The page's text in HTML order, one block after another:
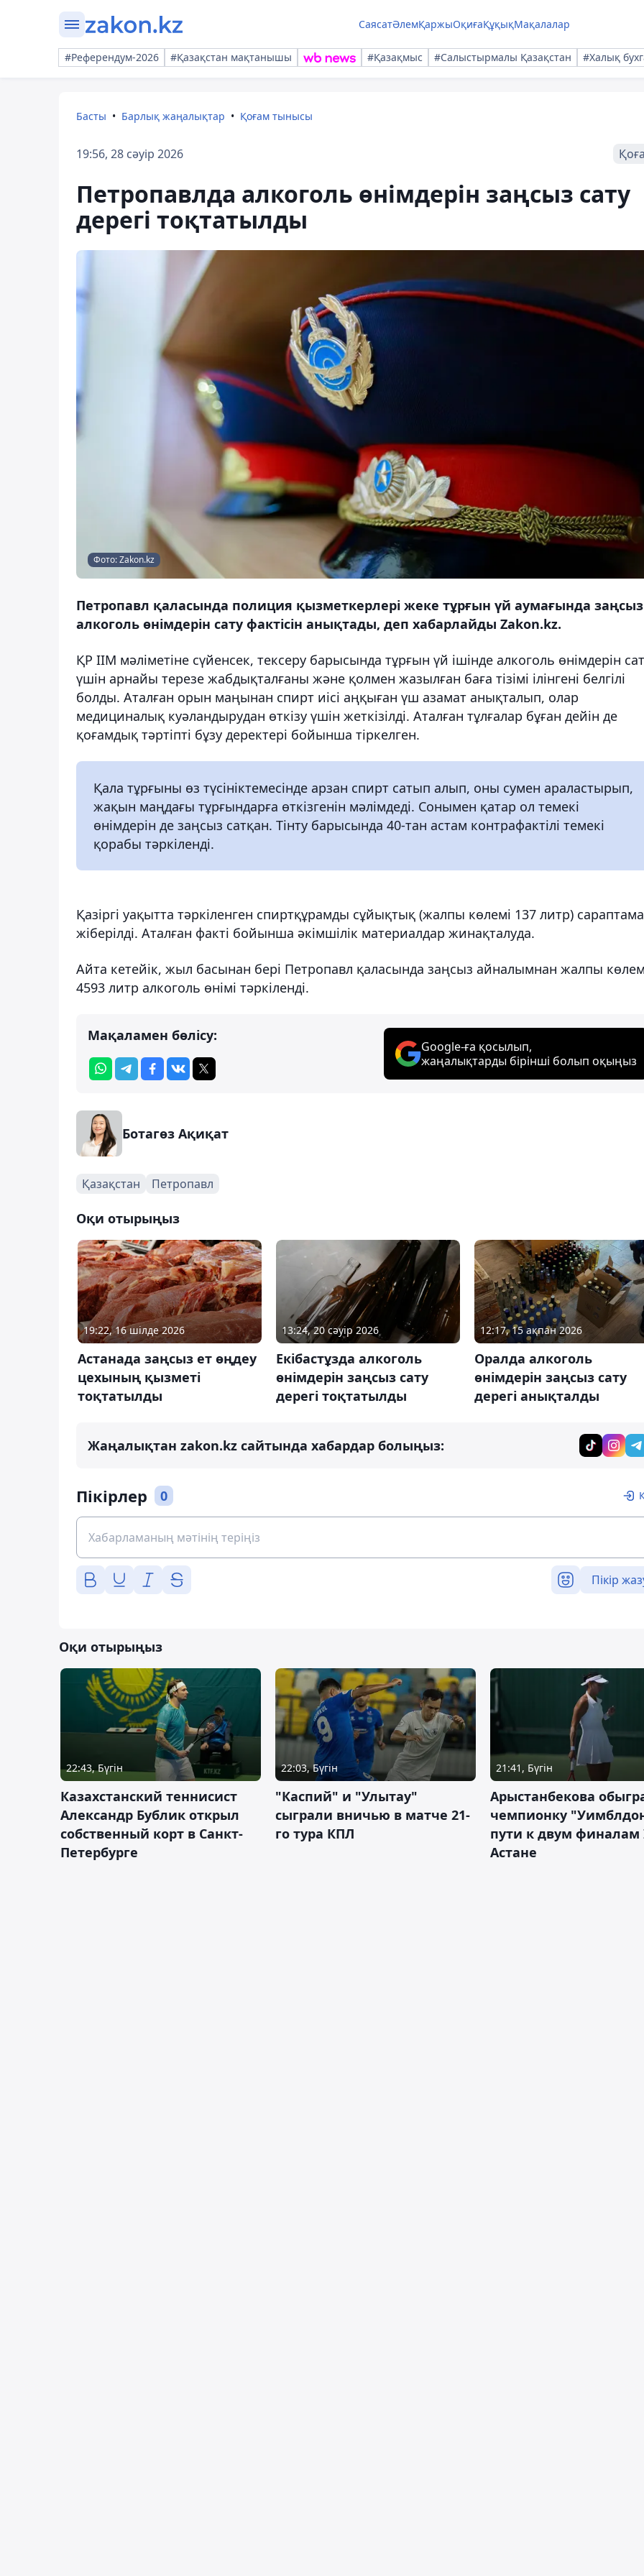
СаясатӘлемҚаржыОқиғаҚұқықМақалалар
#Референдум-2026 #Қазақстан мақтанышы #Қазақмыс #Салыстырмалы Қазақстан #Халық
Басты Барлық жаңалықтар Қоғам тынысы
19:56, 28 сәуір 2026
Петропавлда алкоголь өнімдерін заңсыз сату
дерегі тоқтатылды
Фото: Zakon.kz
Петропавл қаласында полиция қызметкерлері жеке тұрғын үй аумағында заңсыз
алкоголь өнімдерін сату фактісін анықтады, деп хабарлайды Zakon.kz.
ҚР ІІМ мәліметіне сүйенсек, тексеру барысында тұрғын үй ішінде алкоголь өнімдерін
үшін арнайы терезе жабдықталғаны және қолмен жазылған баға тізімі ілінгені белгілі
болды. Аталған орын маңынан спирт иісі аңқыған үш азамат анықталып, олар
медициналық куәландырудан өткізу үшін жеткізілді. Аталған тұлғалар бұған дейін де
қоғамдық тәртіпті бұзу деректері бойынша тіркелген.
Қала тұрғыны өз түсініктемесінде арзан спирт сатып алып, оны сумен араластырып,
жақын маңдағы тұрғындарға өткізгенін мәлімдеді. Сонымен қатар ол темекі
өнімдерін де заңсыз сатқан. Тінту барысында 40-тан астам контрафактілі темекі
қорабы тәркіленді.
Қазіргі уақытта тәркіленген спиртқұрамды сұйықтық (жалпы көлемі 137 литр)
жіберілді. Аталған факті бойынша әкімшілік материалдар жинақталуда.
Айта кетейік, жыл басынан бері Петропавл қаласында заңсыз айналымнан жалпы
4593 литр алкоголь өнімі тәркіленді.
Мақаламен бөлісу:
Google-ға қосылып,
жаңалықтарды бірінші болып оқыңыз
Ботагөз Ақиқат
Қазақстан Петропавл
Оқи отырыңыз
19:22, 16 шілде 2026
Астанада заңсыз ет өңдеу
цехының қызметі
тоқтатылды
13:24, 20 сәуір 2026
Екібастұзда алкоголь
өнімдерін заңсыз сату
дерегі тоқтатылды
12:17, 15 ақпан 2026
Оралда алкоголь
өнімдерін заңсыз сату
дерегі анықталды
Жаңалықтан zakon.kz сайтында хабардар болыңыз:
Пікірлер 0
Пікір
Оқи отырыңыз
22:43, Бүгін
Казахстанский теннисист
Александр Бублик открыл
собственный корт в Санкт-
Петербурге
22:03, Бүгін
"Каспий" и "Улытау"
сыграли вничью в матче 21-
го тура КПЛ
21:41, Бүгін
Арыстанбекова
чемпионку
пути к двум финалам
Астане